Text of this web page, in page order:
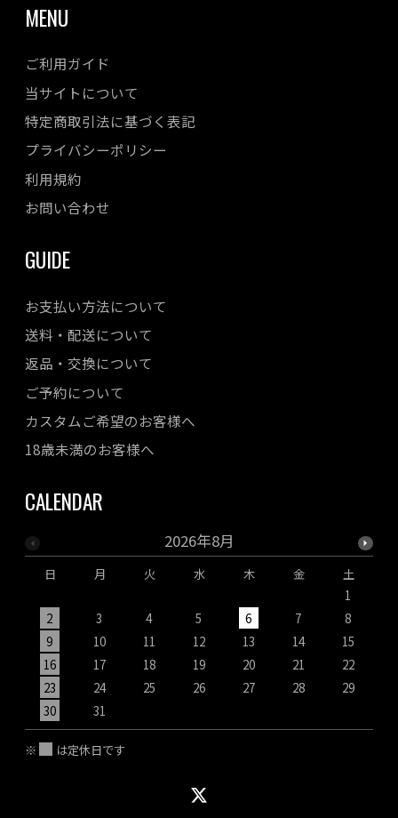
MENU
ご利用ガイド
当サイトについて
特定商取引法に基づく表記
プライバシーポリシー
利用規約
お問い合わせ
GUIDE
お支払い方法について
送料・配送について
返品・交換について
ご予約について
カスタムご希望のお客様へ
18歳未満のお客様へ
CALENDAR
2026年8月
日 月 火 水 木 金
土
1
2
3 4 5 6 7
8
9
10 11 12 13 14
15
16
17 18 19 20 21
22
23
24 25 26 27 28
29
30
31
※ は定休日です